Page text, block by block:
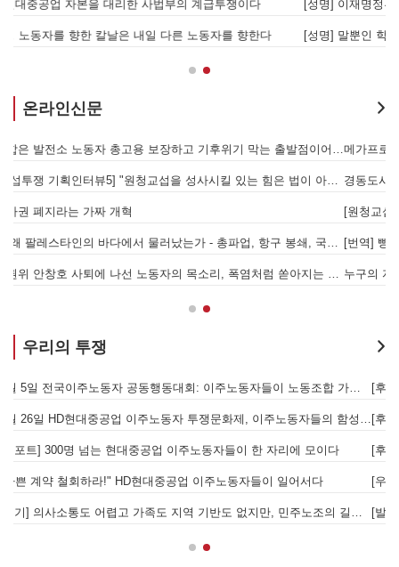
[성명] 이재명정부·서울시교육청·경찰의 폭력 탄압을 규탄한다! 지혜복 교사와 연대자들을 즉각 석방하라!
[성명] 말뿐인 학살 규탄은 공모의 또 다른 이름이다! 평화활동가 여권 무효화 지금 당장 철회하라!
온라인신문
메가프로젝트, 자본을 위한 국가적 동원체제에 맞서 어떻게 싸울 것인가?
경동도시가스 고객서비스센터 안전업무 외주화, 멈춰라!
[원청교섭투쟁 기획인터뷰4] 원청교섭은 선택 아닌 필수! 7.15 총파업은 자본에 원청교섭 시작을 알리는 첫걸음이자 선전포고다
[번역] 빵과 장미: 자본주의 아래서의 젠더와 계급 (0) 들어가며
누구의 자유인가, 누구를 위한 자유인가 - 왜곡되고 박제된 광주를 넘어
우리의 투쟁
[후기] SK하이닉스·한화에어로스페이스 중대재해, 이윤 위해 생명안전을 위협하는 '첨단산업' 자본을 규탄하다
[후기] 진짜 사장 서울시와 국가를 앉히는 돌봄 노동자 투쟁을 위해
[후기] 현대차 진짜 사장 당장 나와! - 5월 28일 원청교섭 불응 현대차 규탄 금속노조 결의대회
[우리의 투쟁] 이스라엘의 가자지구 가스전 개발사업에 참여하는 한국석유공사 규탄 기자회견이 열리다.
[발언] 노동절, 우리는 끓어오르는 분노를 안고 이 자리에 섰습니다